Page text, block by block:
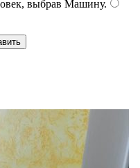
выбрав Машину.